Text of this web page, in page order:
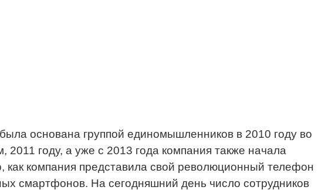
основана группой единомышленников в 2010 году во
году, а уже с 2013 года компания также начала
как компания представила свой революционный телефон
смартфонов. На сегодняшний день число сотрудников